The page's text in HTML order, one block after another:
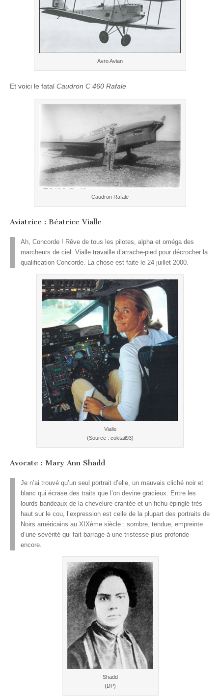
Avro Avian
Et voici le fatal Caudron C 460 Rafale
Caudron Rafale
Aviatrice : Béatrice Vialle
Ah, Concorde ! Rêve de tous les pilotes, alpha et oméga des
marcheurs de ciel. Vialle travaille d’arrache-pied pour décrocher la
qualification Concorde. La chose est faite le 24 juillet 2000.
Vialle
(Source : coktail93)
Avocate : Mary Ann Shadd
Je n’ai trouvé qu’un seul portrait d’elle, un mauvais cliché noir et
blanc qui écrase des traits que l’on devine gracieux. Entre les
lourds bandeaux de la chevelure crantée et un fichu épinglé très
haut sur le cou, l’expression est celle de la plupart des portraits de
Noirs américains au XIXème siècle : sombre, tendue, empreinte
d’une sévérité qui fait barrage à une tristesse plus profonde
encore.
Shadd
(DP)